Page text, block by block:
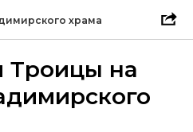
храма
Троицы на